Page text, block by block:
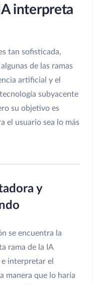
interpreta
tan sofisticada,
de las ramas
artificial y el
subyacente
su objetivo es
el usuario sea lo más
y
se encuentra la
rama de la IA
interpretar el
manera que lo haría